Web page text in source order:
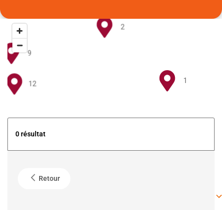
2
1
12
9
0 résultat
Retour